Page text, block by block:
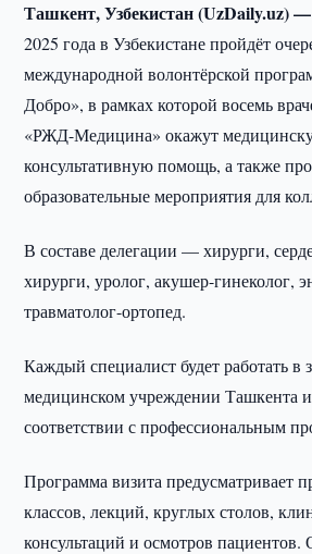
Ташкент, Узбекистан (UzDaily.uz)
2025 года в Узбекистане пройдёт
международной волонтёрской
Добро», в рамках которой восемь
«РЖД-Медицина» окажут
консультативную помощь, а также
образовательные мероприятия для
В составе делегации — хирурги,
хирурги, уролог, акушер-гинеколог,
травматолог-ортопед.
Каждый специалист будет работать в
медицинском учреждении Ташкента
соответствии с профессиональным
Программа визита предусматривает
классов, лекций, круглых столов,
консультаций и осмотров